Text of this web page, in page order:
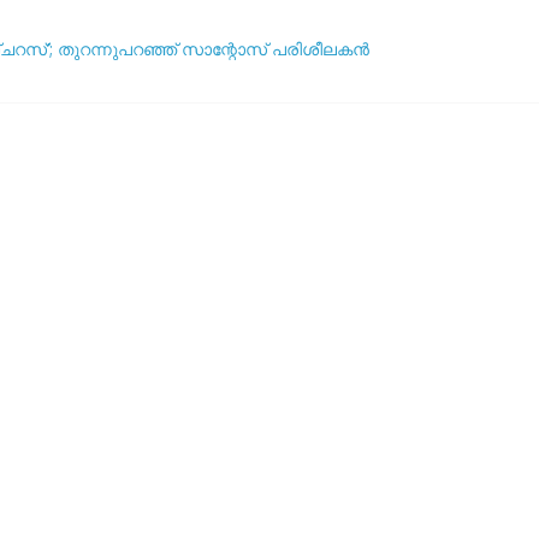
തുറന്നുപറഞ്ഞ് സാന്റോസ് പരിശീലകൻ